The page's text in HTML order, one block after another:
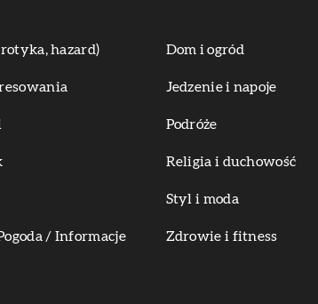
hazard) Dom i ogród
Jedzenie i napoje
Podróże
Religia i duchowość
Styl i moda
/ Informacje Zdrowie i fitness